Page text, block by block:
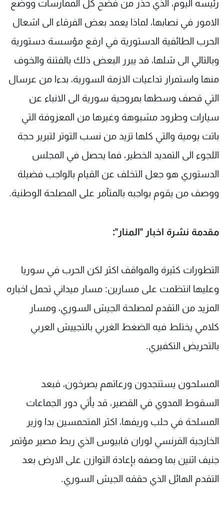
رئيسه اليوم، الذي حذر من فضح كل الممارسات ووضع
الامور في نصابها، لماذا يعمد بعض الفرقاء الى اشعال
الحرب الطائفية الدستورية في ارفع مؤسسة دستورية
وبالتالي الى شلها، قد يبرر البعض ذلك بالفتنة والخوف
منها واستمرار تداعيات الازمة السورية، بدءا من عرسال
التي قصف وسطها بمروحية سورية الى الانباء عن
سيارات وطرود مشبوهة وغيرها من المعزوفة التي
باتت يومية والتي كلها تزيد من نسب التوتر لتبرير حجة
اللجوء الى التمديد الخطير، فما يحصل في المجلس
الدستوري هو جعل التخلف عن القيام بالواجب فضيلة
ووصف من يقوم بواجبه بالمتآمر على المصلحة الوطنية.
مقدمة نشرة اخبار "المنار":
التطورات كثيرة والمواقف اكثر لكن الحرب في سوريا
وعليها انتظمت على مسارين: مسار ميداني تحمل اخباره
المزيد من التقدم لمصلحة الجيش السوري، ومسار
كلامي يختلط فيه الضغط الغربي بالتجييش العربي
بالتحريض التكفيري.
المسلحون يستنجدون ورعاتهم يصرخون، فبعد
السقوط المدوي في القصير، قد يأتي دور الجماعات
المسلحة في حلب وريفها، اكثر المتحمسين بدا وزير
الخارجية الفرنسي لوران فابيوس الذي ربط مصير مؤتمر
جنيف اثنين بما وصفه بإعادة التوازن على الارض بعد
التقدم الهائل الذي حققه الجيش السوري.